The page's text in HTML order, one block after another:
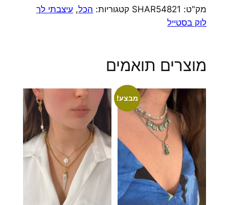
מק"ט: SHAR54821 קטגוריות: הכל, עיצבתי לך
לוק בסטייל
מוצרים תואמים
מבצע!